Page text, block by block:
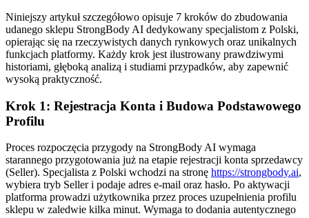
Niniejszy artykuł szczegółowo opisuje 7 kroków do zbudowania
udanego sklepu StrongBody AI dedykowany specjalistom z Polski,
opierając się na rzeczywistych danych rynkowych oraz unikalnych
funkcjach platformy. Każdy krok jest ilustrowany prawdziwymi
historiami, głęboką analizą i studiami przypadków, aby zapewnić
wysoką praktyczność.
Krok 1: Rejestracja Konta i Budowa Podstawowego
Profilu
Proces rozpoczęcia przygody na StrongBody AI wymaga
starannego przygotowania już na etapie rejestracji konta sprzedawcy
(Seller). Specjalista z Polski wchodzi na stronę https://strongbody.ai,
wybiera tryb Seller i podaje adres e-mail oraz hasło. Po aktywacji
platforma prowadzi użytkownika przez proces uzupełnienia profilu
sklepu w zaledwie kilka minut. Wymaga to dodania autentycznego